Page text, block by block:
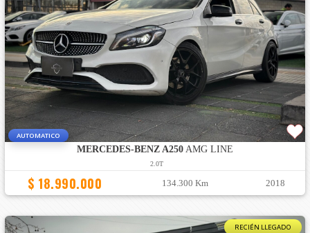
AUTOMATICO
MERCEDES-BENZ A250AMG LINE
2.0T
$ 18.990.000 134.300 Km 2018
RECIÉN LLEGADO